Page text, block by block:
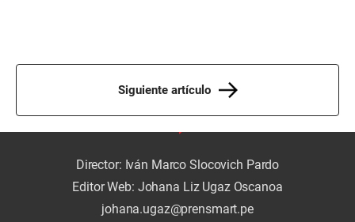
Siguiente artículo
Director: Iván Marco Slocovich Pardo
Editor Web: Johana Liz Ugaz Oscanoa
johana.ugaz@prensmart.pe